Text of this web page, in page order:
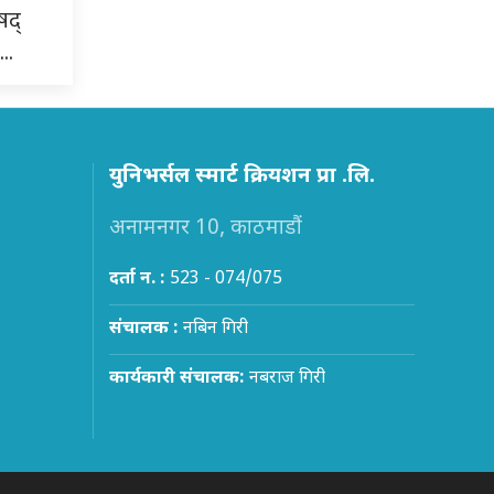
युनिभर्सल स्मार्ट क्रियशन प्रा .लि.
अनामनगर 10, काठमाडौं
दर्ता न. : 523 - 074/075
संचालक : नबिन गिरी
कार्यकारी संचालक: नबराज गिरी